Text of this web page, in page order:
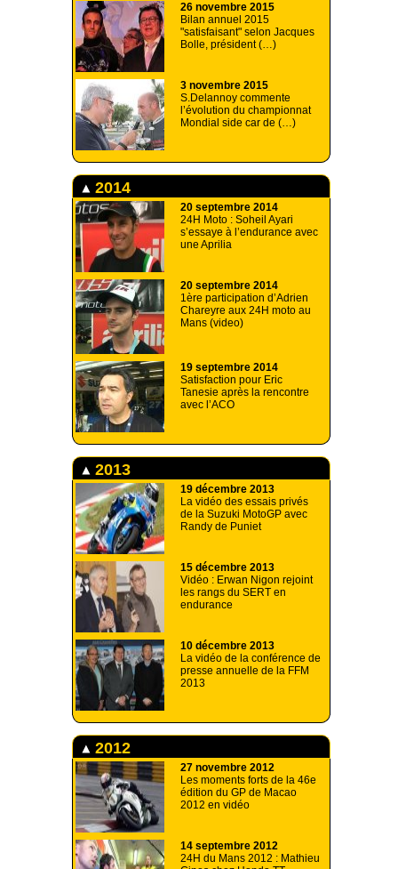
26 novembre 2015
Bilan annuel 2015
"satisfaisant" selon Jacques
Bolle, président (…)
3 novembre 2015
S.Delannoy commente
l’évolution du championnat
Mondial side car de (…)
2014
20 septembre 2014
24H Moto : Soheil Ayari
s’essaye à l’endurance avec
une Aprilia
20 septembre 2014
1ère participation d’Adrien
Chareyre aux 24H moto au
Mans (video)
19 septembre 2014
Satisfaction pour Eric
Tanesie après la rencontre
avec l’ACO
2013
19 décembre 2013
La vidéo des essais privés
de la Suzuki MotoGP avec
Randy de Puniet
15 décembre 2013
Vidéo : Erwan Nigon rejoint
les rangs du SERT en
endurance
10 décembre 2013
La vidéo de la conférence de
presse annuelle de la FFM
2013
2012
27 novembre 2012
Les moments forts de la 46e
édition du GP de Macao
2012 en vidéo
14 septembre 2012
24H du Mans 2012 : Mathieu